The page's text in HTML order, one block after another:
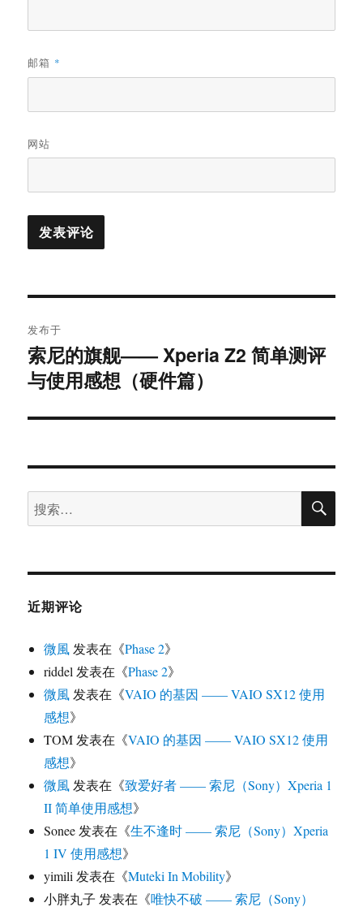
邮箱 *
网站
章
导
航
发布于
索尼的旗舰—— Xperia Z2 简单测评
与使用感想（硬件篇）
搜
索：
搜
近期评论
微風 发表在《Phase 2》
riddel 发表在《Phase 2》
微風 发表在《VAIO 的基因 —— VAIO SX12 使用
感想》
TOM 发表在《VAIO 的基因 —— VAIO SX12 使用
感想》
微風 发表在《致爱好者 —— 索尼（Sony）Xperia 1
II 简单使用感想》
Sonee 发表在《生不逢时 —— 索尼（Sony）Xperia
1 IV 使用感想》
yimili 发表在《Muteki In Mobility》
小胖丸子 发表在《唯快不破 —— 索尼（Sony）